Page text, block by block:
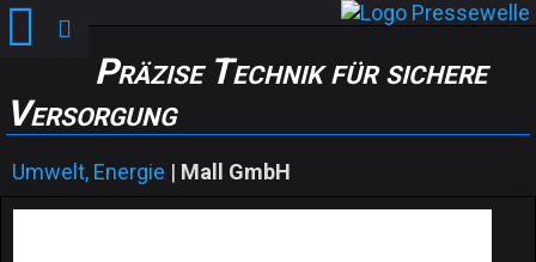
Präzise Technik für sichere
Versorgung
Umwelt, Energie | Mall GmbH